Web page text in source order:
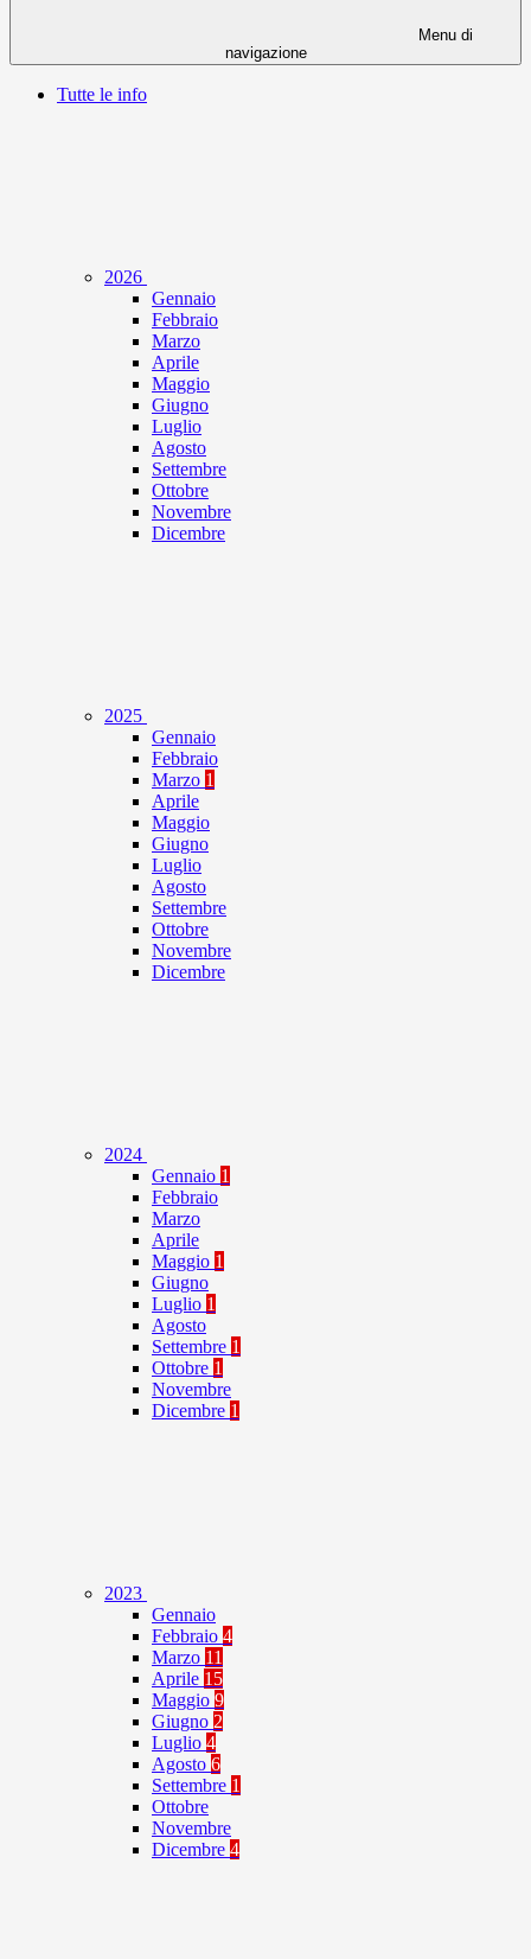
Menu di
navigazione
Tutte le info
2026
Gennaio
Febbraio
Marzo
Aprile
Maggio
Giugno
Luglio
Agosto
Settembre
Ottobre
Novembre
Dicembre
2025
Gennaio
Febbraio
Marzo 1
Aprile
Maggio
Giugno
Luglio
Agosto
Settembre
Ottobre
Novembre
Dicembre
2024
Gennaio 1
Febbraio
Marzo
Aprile
Maggio 1
Giugno
Luglio 1
Agosto
Settembre 1
Ottobre 1
Novembre
Dicembre 1
2023
Gennaio
Febbraio 4
Marzo 11
Aprile 15
Maggio 9
Giugno 2
Luglio 4
Agosto 6
Settembre 1
Ottobre
Novembre
Dicembre 4